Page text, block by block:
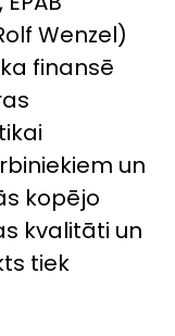
Wenzel)
finansē
un
kopējo
kvalitāti un
tiek